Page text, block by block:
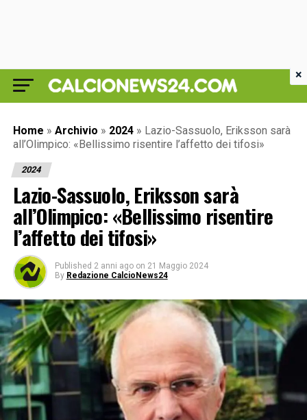
Home » Archivio » 2024 » Lazio-Sassuolo, Eriksson sarà
all’Olimpico: «Bellissimo risentire l’affetto dei tifosi»
2024
Lazio-Sassuolo, Eriksson sarà
all’Olimpico: «Bellissimo risentire
l’affetto dei tifosi»
Published 2 anni ago on 21 Maggio 2024
By Redazione CalcioNews24
×